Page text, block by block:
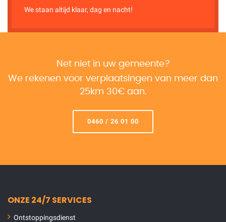
We staan altijd klaar, dag en nacht!
Net niet in uw gemeente?
We rekenen voor verplaatsingen van meer dan
25km 30€ aan.
0460 / 26 01 00
ONZE 24/7 SERVICES
Ontstoppingsdienst